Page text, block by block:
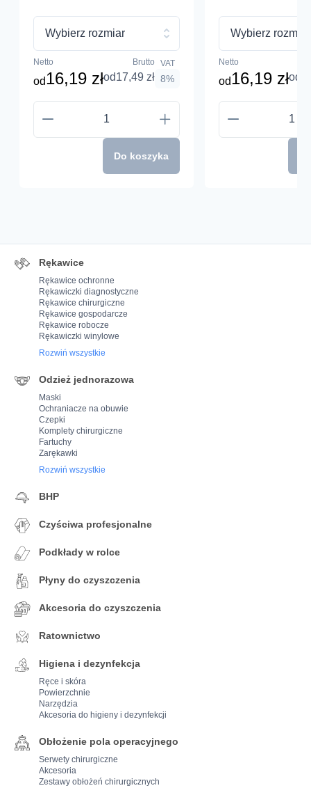
Wybierz rozmiar
Netto
od16,19 zł
Brutto
od17,49 zł
VAT
8%
Do koszyka
Wybierz rozmiar
Netto
od16,19 złod
Rękawice
Rękawice ochronne
Rękawiczki diagnostyczne
Rękawice chirurgiczne
Rękawice gospodarcze
Rękawice robocze
Rękawiczki winylowe
Rozwiń wszystkie
Odzież jednorazowa
Maski
Ochraniacze na obuwie
Czepki
Komplety chirurgiczne
Fartuchy
Zarękawki
Rozwiń wszystkie
BHP
Czyściwa profesjonalne
Podkłady w rolce
Płyny do czyszczenia
Akcesoria do czyszczenia
Ratownictwo
Higiena i dezynfekcja
Ręce i skóra
Powierzchnie
Narzędzia
Akcesoria do higieny i dezynfekcji
Obłożenie pola operacyjnego
Serwety chirurgiczne
Akcesoria
Zestawy obłożeń chirurgicznych